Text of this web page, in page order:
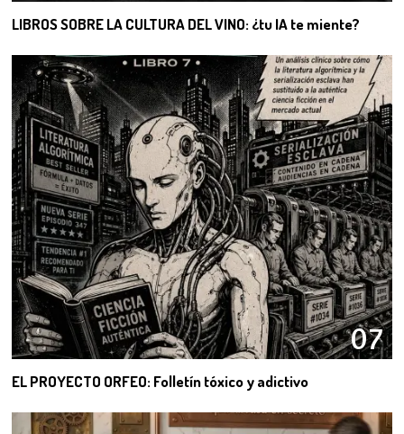
LIBROS SOBRE LA CULTURA DEL VINO: ¿tu IA te miente?
07
EL PROYECTO ORFEO: Folletín tóxico y adictivo